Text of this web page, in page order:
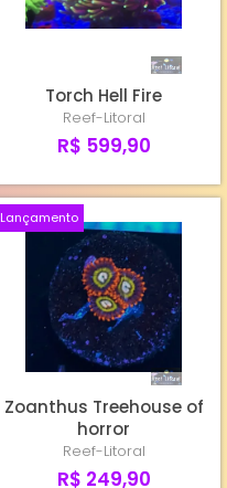
Torch Hell Fire
Reef-Litoral
R$ 599,90
Lançamento
Zoanthus Treehouse of
horror
Reef-Litoral
R$ 249,90